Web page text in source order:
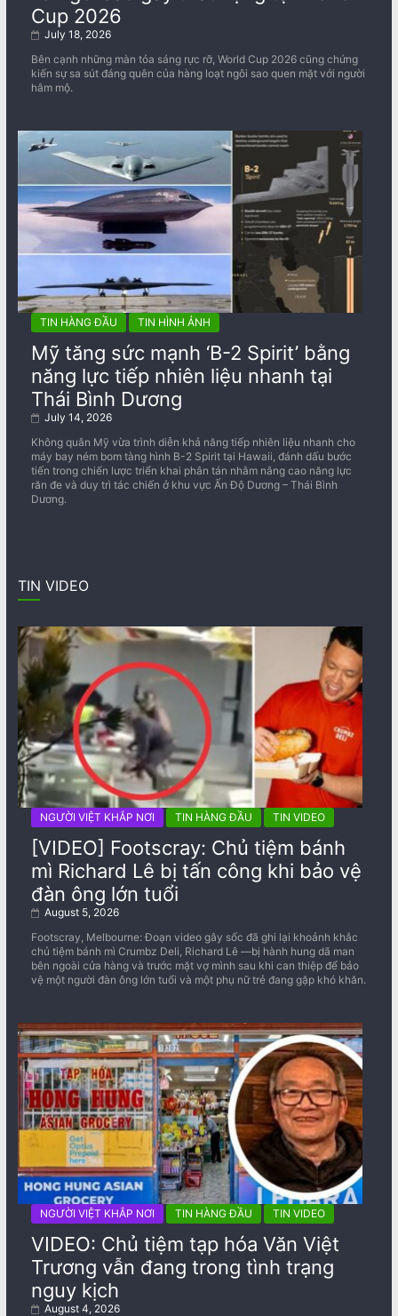
Cup 2026
July 18, 2026
Bên cạnh những màn tỏa sáng rực rỡ, World Cup 2026 cũng chứng
kiến sự sa sút đáng quên của hàng loạt ngôi sao quen mặt với người
hâm mộ.
TIN HÀNG ĐẦU TIN HÌNH ẢNH
Mỹ tăng sức mạnh ‘B-2 Spirit’ bằng
năng lực tiếp nhiên liệu nhanh tại
Thái Bình Dương
July 14, 2026
Không quân Mỹ vừa trình diễn khả năng tiếp nhiên liệu nhanh cho
máy bay ném bom tàng hình B-2 Spirit tại Hawaii, đánh dấu bước
tiến trong chiến lược triển khai phân tán nhằm nâng cao năng lực
răn đe và duy trì tác chiến ở khu vực Ấn Độ Dương – Thái Bình
Dương.
TIN VIDEO
NGƯỜI VIỆT KHẮP NƠI TIN HÀNG ĐẦU TIN VIDEO
[VIDEO] Footscray: Chủ tiệm bánh
mì Richard Lê bị tấn công khi bảo vệ
đàn ông lớn tuổi
August 5, 2026
Footscray, Melbourne: Đoạn video gây sốc đã ghi lại khoảnh khắc
chủ tiệm bánh mì Crumbz Deli, Richard Lê —bị hành hung dã man
bên ngoài cửa hàng và trước mặt vợ mình sau khi can thiệp để bảo
vệ một người đàn ông lớn tuổi và một phụ nữ trẻ đang gặp khó khăn.
NGƯỜI VIỆT KHẮP NƠI TIN HÀNG ĐẦU TIN VIDEO
VIDEO: Chủ tiệm tạp hóa Văn Việt
Trương vẫn đang trong tình trạng
nguy kịch
August 4, 2026